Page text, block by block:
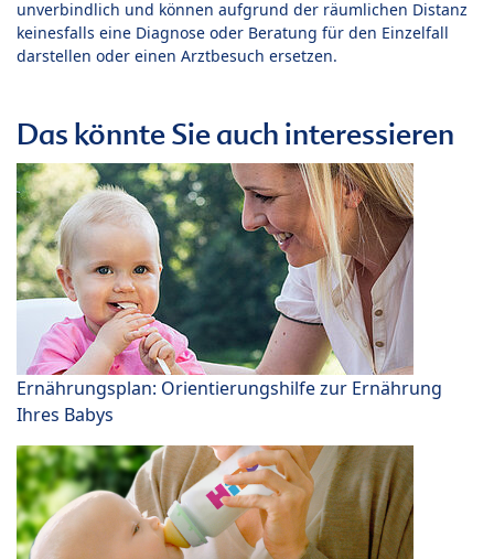
unverbindlich und können aufgrund der räumlichen Distanz
keinesfalls eine Diagnose oder Beratung für den Einzelfall
darstellen oder einen Arztbesuch ersetzen.
Das könnte Sie auch interessieren
Ernährungsplan: Orientierungshilfe zur Ernährung
Ihres Babys